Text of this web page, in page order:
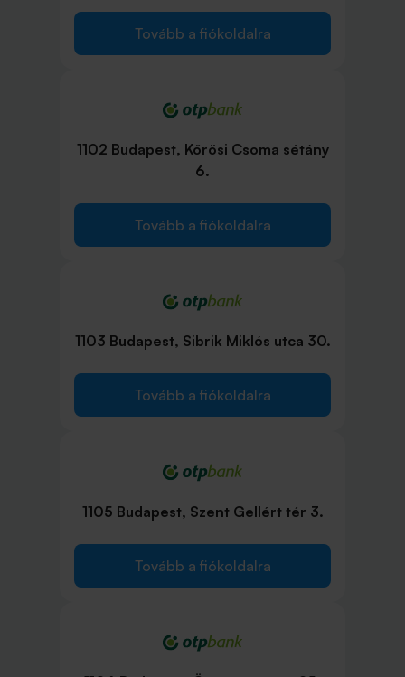
Tovább a fiókoldalra
1102 Budapest, Kőrösi Csoma sétány
6.
Tovább a fiókoldalra
1103 Budapest, Sibrik Miklós utca 30.
Tovább a fiókoldalra
1105 Budapest, Szent Gellért tér 3.
Tovább a fiókoldalra